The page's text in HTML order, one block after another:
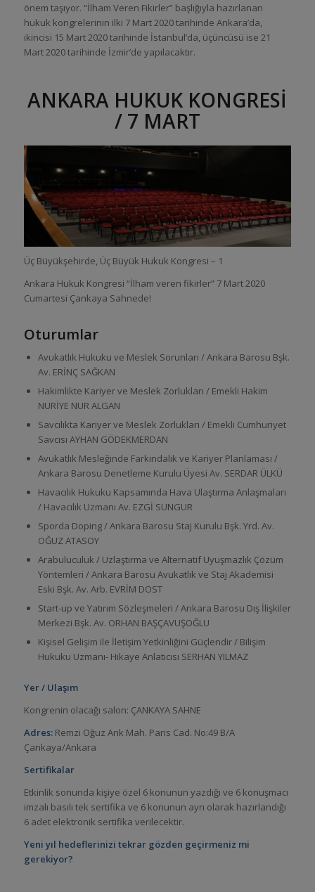
önem taşıyor. “İlham Veren Fikirler” başlığıyla hazırlanan
hukuk kongrelerinin ilki 7 Mart 2020 tarihinde Ankara’da,
ikincisi 15 Mart 2020 tarihinde İstanbul’da, üçüncüsü ise 21
Mart 2020 tarihinde İzmir’de yapılacaktır.
ANKARA HUKUK KONGRESİ
/ 7 MART
Üç Büyükşehirde, Üç Büyük Hukuk Kongresi – 1
Ankara Hukuk Kongresi “İlham veren fikirler” 7 Mart 2020
Cumartesi Çankaya Sahnede!
Oturumlar
Avukatlık Hukuku ve Meslek Sorunları / Ankara Barosu Bşk.
Av. ERİNÇ SAĞKAN
Hakimlikte Kariyer ve Meslek Zorlukları / Emekli Hakim
NURİYE NUR ALGAN
Savcılıkta Kariyer ve Meslek Zorlukları / Emekli Cumhuriyet
Savcısı AYHAN GÖDEKMERDAN
Avukatlık Mesleğinde Farkındalık ve Kariyer Planlaması /
Ankara Barosu Denetleme Kurulu Üyesi Av. SERDAR ÜLKÜ
Havacılık Hukuku Kapsamında Hava Ulaştırma Anlaşmaları
/ Havacılık Uzmanı Av. EZGİ SUNGUR
Sporda Doping / Ankara Barosu Staj Kurulu Bşk. Yrd. Av.
OĞUZ ATASOY
Arabuluculuk / Uzlaştırma ve Alternatif Uyuşmazlık Çözüm
Yöntemleri / Ankara Barosu Avukatlık ve Staj Akademisi
Eski Bşk. Av. Arb. EVRİM DOST
Start-up ve Yatırım Sözleşmeleri / Ankara Barosu Dış İlişkiler
Merkezi Bşk. Av. ORHAN BAŞÇAVUŞOĞLU
Kişisel Gelişim ile İletişim Yetkinliğini Güçlendir / Bilişim
Hukuku Uzmanı- Hikaye Anlatıcısı SERHAN YILMAZ
Yer / Ulaşım
Kongrenin olacağı salon: ÇANKAYA SAHNE
Adres:Remzi Oğuz Arık Mah. Paris Cad. No:49 B/A
Çankaya/Ankara
Sertifikalar
Etkinlik sonunda kişiye özel 6 konunun yazdığı ve 6 konuşmacı
imzalı basılı tek sertifika ve 6 konunun ayrı olarak hazırlandığı
6 adet elektronik sertifika verilecektir.
Yeni yıl hedeflerinizi tekrar gözden geçirmeniz mi
gerekiyor?